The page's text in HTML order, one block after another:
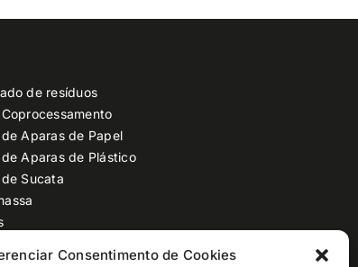
Consentimento de Cookies
de resíduos
Aparas de Papel
Aparas de Plástico
Sucata
plástico